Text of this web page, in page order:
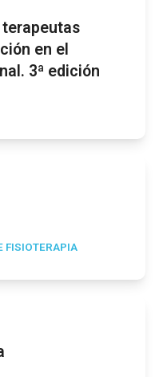
en el
3ª edición
FISIOTERAPIA